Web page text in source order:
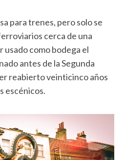
para trenes, pero solo se
cerca de una
usado como bodega el
antes de la Segunda
reabierto veinticinco años
escénicos.